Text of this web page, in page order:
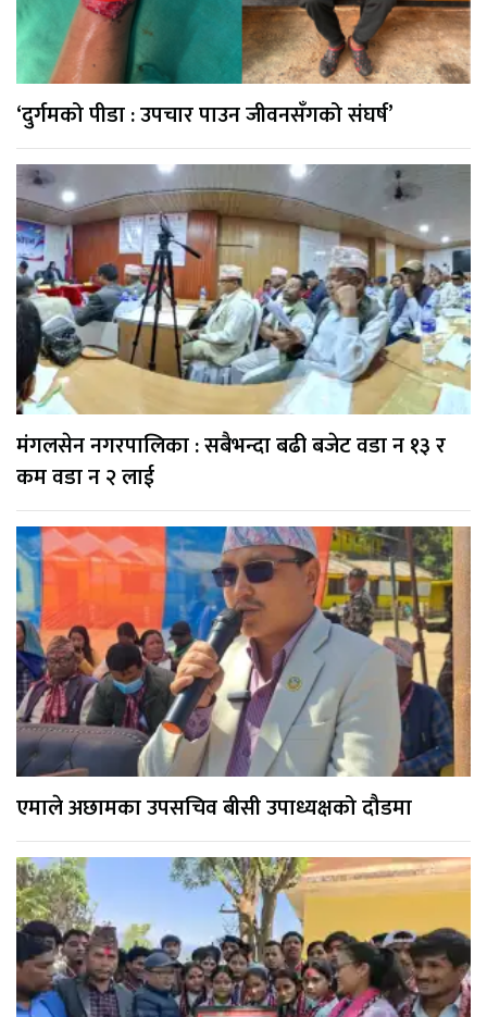
‘दुर्गमको पीडा : उपचार पाउन जीवनसँगको संघर्ष’
मंगलसेन नगरपालिका : सबैभन्दा बढी बजेट वडा न १३ र
कम वडा न २ लाई
एमाले अछामका उपसचिव बीसी उपाध्यक्षको दौडमा